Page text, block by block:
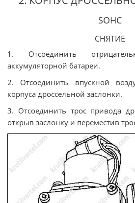
SOHC
СНЯТИЕ
1. Отсоединить
аккумуляторной батареи.
2. Отсоединить впускной
корпуса дроссельной заслонки.
3. Отсоединить трос привода
открыв заслонку и переместив